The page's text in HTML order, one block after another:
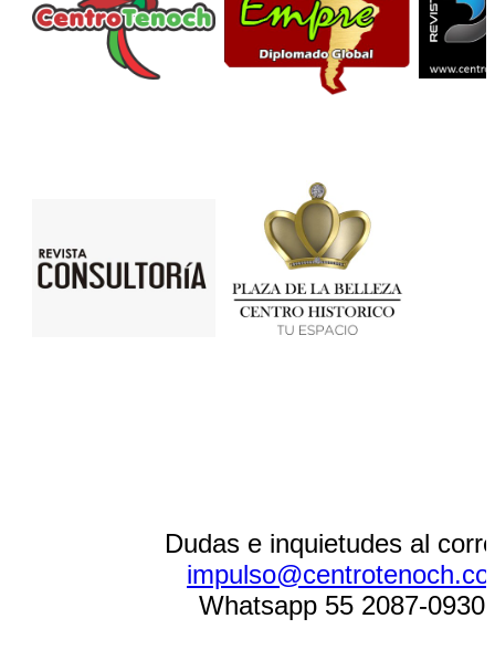
Dudas e inquietudes al
Whatsapp 55 2087-0930